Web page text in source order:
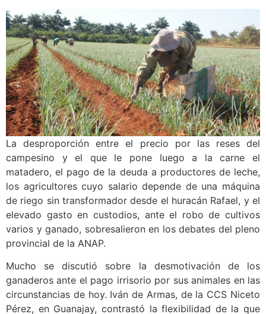
La desproporción entre el precio por las reses del
campesino y el que le pone luego a la carne el
matadero, el pago de la deuda a productores de leche,
los agricultores cuyo salario depende de una máquina
de riego sin transformador desde el huracán Rafael, y el
elevado gasto en custodios, ante el robo de cultivos
varios y ganado, sobresalieron en los debates del pleno
provincial de la ANAP.
Mucho se discutió sobre la desmotivación de los
ganaderos ante el pago irrisorio por sus animales en las
circunstancias de hoy. Iván de Armas, de la CCS Niceto
Pérez, en Guanajay, contrastó la flexibilidad de la que